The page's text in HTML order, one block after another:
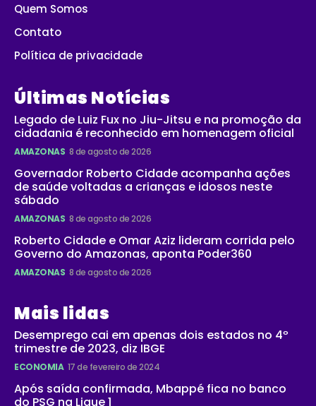
Quem Somos
Contato
Política de privacidade
Últimas Notícias
Legado de Luiz Fux no Jiu-Jitsu e na promoção da
cidadania é reconhecido em homenagem oficial
AMAZONAS 8 de agosto de 2026
Governador Roberto Cidade acompanha ações
de saúde voltadas a crianças e idosos neste
sábado
AMAZONAS 8 de agosto de 2026
Roberto Cidade e Omar Aziz lideram corrida pelo
Governo do Amazonas, aponta Poder360
AMAZONAS 8 de agosto de 2026
Mais lidas
Desemprego cai em apenas dois estados no 4º
trimestre de 2023, diz IBGE
ECONOMIA 17 de fevereiro de 2024
Após saída confirmada, Mbappé fica no banco
do PSG na Ligue 1